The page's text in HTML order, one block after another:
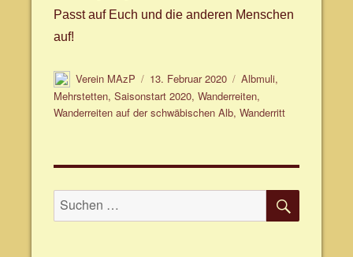
Passt auf Euch und die anderen Menschen
auf!
Autor
Verein MAzP
Veröffentlicht
am
13. Februar 2020 Schlagwörter
Albmuli,
Mehrstetten,Saisonstart 2020,Wanderreiten,
Wanderreiten auf der schwäbischen Alb,Wanderritt
Suche
nach: